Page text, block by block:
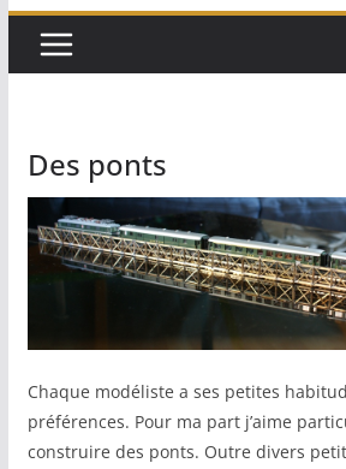
Des ponts
Chaque modéliste a ses petites
préférences. Pour ma part j’aime
construire des ponts. Outre divers